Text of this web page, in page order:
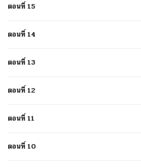
ตอนที่ 15
ตอนที่ 14
ตอนที่ 13
ตอนที่ 12
ตอนที่ 11
ตอนที่ 10